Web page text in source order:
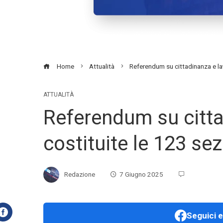
Home Attualità Referendum su cittadinanza e
ATTUALITÀ
Referendum su
costituite le 123
Redazione 7 Giugno 2025
Seguici